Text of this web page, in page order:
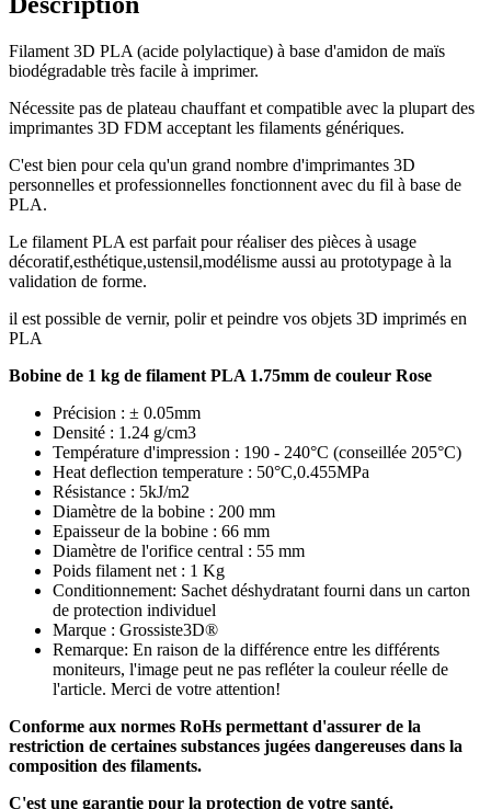
Filament 3D PLA (acide polylactique) à base d'amidon de maïs
biodégradable très facile à imprimer.
Nécessite pas de plateau chauffant et compatible avec la plupart des
imprimantes 3D FDM acceptant les filaments génériques.
C'est bien pour cela qu'un grand nombre d'imprimantes 3D
personnelles et professionnelles fonctionnent avec du fil à base de
PLA.
Le filament PLA est parfait pour réaliser des pièces à usage
décoratif,esthétique,ustensil,modélisme aussi au prototypage à la
validation de forme.
il est possible de vernir, polir et peindre vos objets 3D imprimés en
PLA
Bobine de 1 kg de filament PLA 1.75mm de couleur Rose
Précision : ± 0.05mm
Densité : 1.24 g/cm3
Température d'impression : 190 - 240°C (conseillée 205°C)
Heat deflection temperature : 50°C,0.455MPa
Résistance : 5kJ/m2
Diamètre de la bobine : 200 mm
Epaisseur de la bobine : 66 mm
Diamètre de l'orifice central : 55 mm
Poids filament net : 1 Kg
Conditionnement: Sachet déshydratant fourni dans un carton
de protection individuel
Marque : Grossiste3D®
Remarque: En raison de la différence entre les différents
moniteurs, l'image peut ne pas refléter la couleur réelle de
l'article. Merci de votre attention!
Conforme aux normes RoHs permettant d'assurer de la
restriction de certaines substances jugées dangereuses dans la
composition des filaments.
C'est une garantie pour la protection de votre santé.